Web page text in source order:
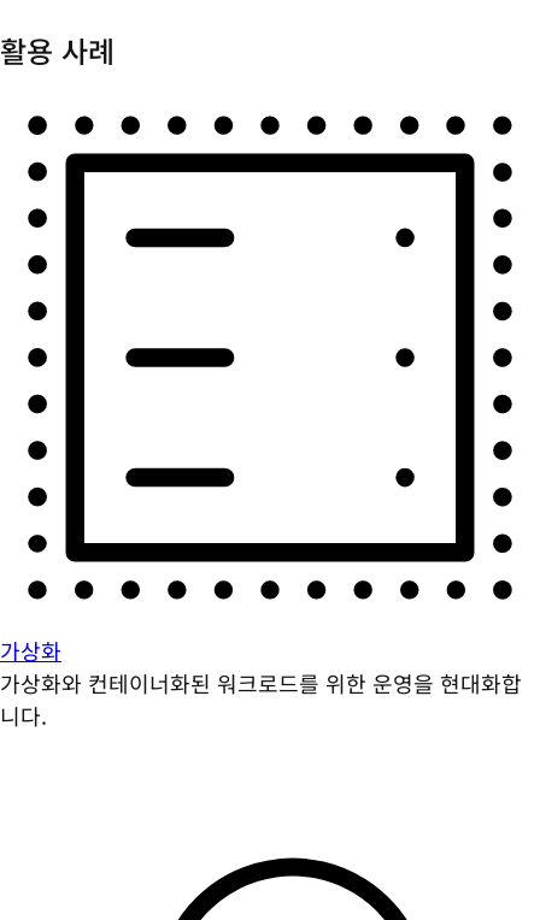
활용 사례
가상화
가상화와 컨테이너화된 워크로드를 위한 운영을 현대화합
니다.